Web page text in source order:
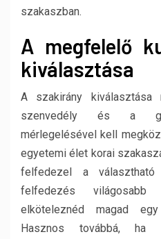
szakaszban.
A megfelelő
kiválasztása
A szakirány
szenvedély és a
mérlegelésével kell
egyetemi élet korai
felfedezel a
felfedezés
elköteleznéd magad
Hasznos továbbá, ha